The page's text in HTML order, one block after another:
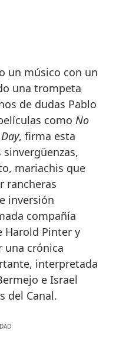
un músico con un
una trompeta
de dudas Pablo
como No
, firma esta
mariachis que
rancheras
inversión
compañía
Harold Pinter y
una crónica
interpretada
e Israel
del Canal.